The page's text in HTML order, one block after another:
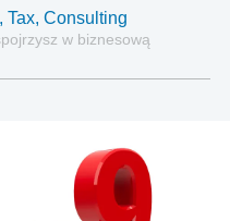
Tax, Consulting
w biznesową